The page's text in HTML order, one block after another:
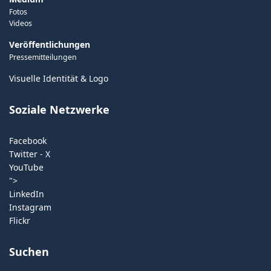
Fotos
Videos
Veröffentlichungen
Pressemitteilungen
Visuelle Identität & Logo
Soziale Netzwerke
Facebook
Twitter - X
YouTube
">
LinkedIn
Instagram
Flickr
Suchen